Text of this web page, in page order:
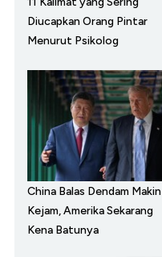
Diucapkan Orang Pintar
Menurut Psikolog
China Balas Dendam Makin
Kejam, Amerika Sekarang
Kena Batunya